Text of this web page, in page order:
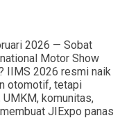
2026 — Sobat
Motor Show
IIMS 2026 resmi naik
otomotif, tetapi
komunitas,
JIExpo panas